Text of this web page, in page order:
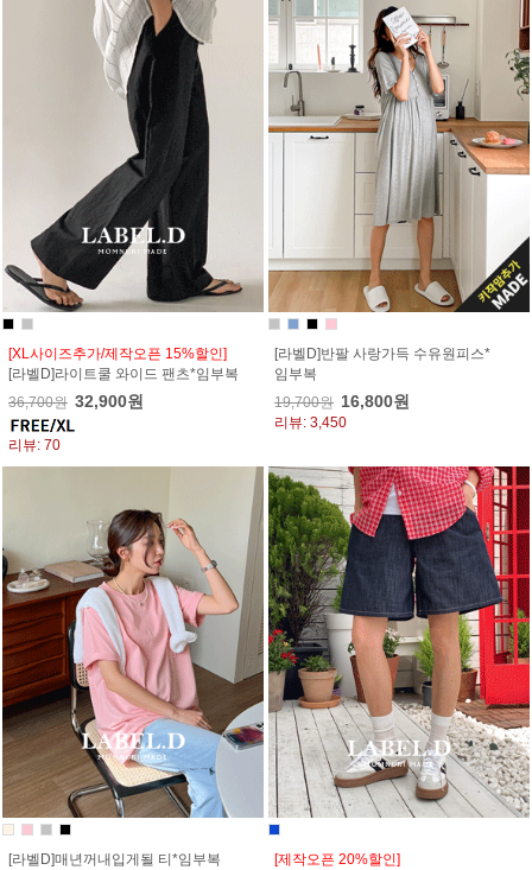
[XL사이즈추가/제작오픈 15%할인]
[라벨D]라이트쿨 와이드 팬츠*임부복
36,700원 32,900원
리뷰: 70
[라벨D]반팔 사랑가득 수유원피스*
임부복
19,700원 16,800원
리뷰: 3,450
[라벨D]매년꺼내입게될 티*임부복
[제작오픈 20%할인]